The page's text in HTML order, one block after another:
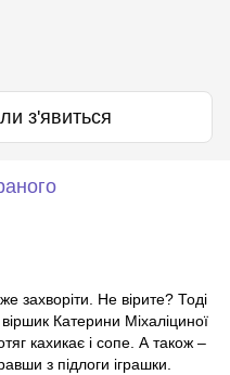
з'явиться
захворіти. Не вірите? Тоді
Катерини Міхаліциної
кахикає і сопе. А також –
з підлоги іграшки.